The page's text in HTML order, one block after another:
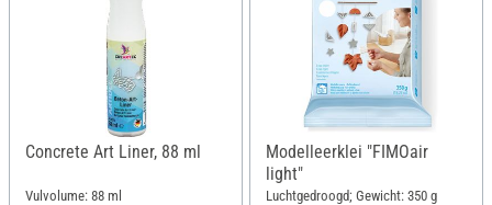
Concrete Art Liner, 88 ml
Vulvolume: 88 ml
Modelleerklei "FIMOair
light"
Luchtgedroogd; Gewicht: 350 g